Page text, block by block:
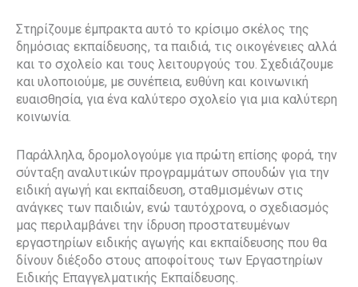
Στηρίζουμε έμπρακτα αυτό το κρίσιμο σκέλος της
δημόσιας εκπαίδευσης, τα παιδιά, τις οικογένειες αλλά
και το σχολείο και τους λειτουργούς του. Σχεδιάζουμε
και υλοποιούμε, με συνέπεια, ευθύνη και κοινωνική
ευαισθησία, για ένα καλύτερο σχολείο για μια καλύτερη
κοινωνία.
Παράλληλα, δρομολογούμε για πρώτη επίσης φορά, την
σύνταξη αναλυτικών προγραμμάτων σπουδών για την
ειδική αγωγή και εκπαίδευση, σταθμισμένων στις
ανάγκες των παιδιών, ενώ ταυτόχρονα, ο σχεδιασμός
μας περιλαμβάνει την ίδρυση προστατευμένων
εργαστηρίων ειδικής αγωγής και εκπαίδευσης που θα
δίνουν διέξοδο στους αποφοίτους των Εργαστηρίων
Ειδικής Επαγγελματικής Εκπαίδευσης.